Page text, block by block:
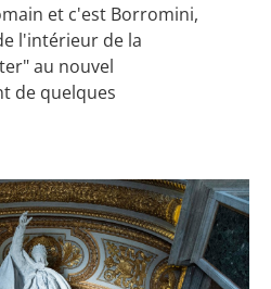
et c'est Borromini,
l'intérieur de la
au nouvel
de quelques